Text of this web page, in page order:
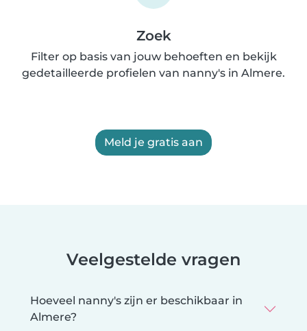
Zoek
Filter op basis van jouw behoeften en bekijk
gedetailleerde profielen van nanny's in Almere.
Meld je gratis aan
Veelgestelde vragen
Hoeveel nanny's zijn er beschikbaar in
Almere?